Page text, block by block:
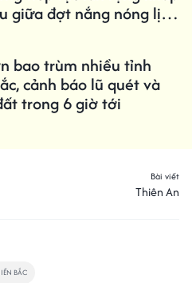
giữa đợt nắng nóng lịch
bao trùm nhiều tỉnh
cảnh báo lũ quét và
trong 6 giờ tới
Bài viết
Thiên An
BẮC